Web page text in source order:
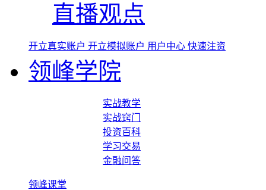
直播观点
开立真实账户 开立模拟账户 用户中心 快速注资
领峰学院
实战教学
实战窍门
投资百科
学习交易
金融问答
领峰课堂